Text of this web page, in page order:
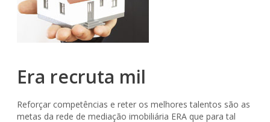
Era recruta mil
Reforçar competências e reter os melhores talentos são as
metas da rede de mediação imobiliária ERA que para tal